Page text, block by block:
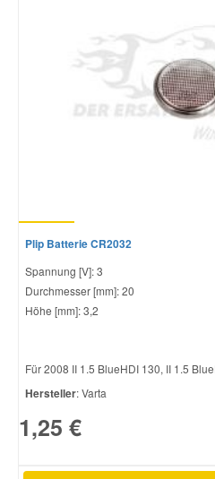
Plip Batterie CR2032
Spannung [V]: 3
Durchmesser [mm]: 20
Höhe [mm]: 3,2
Für 2008 II 1.5 BlueHDI 130, II 1.5
Hersteller: Varta
1,25 €